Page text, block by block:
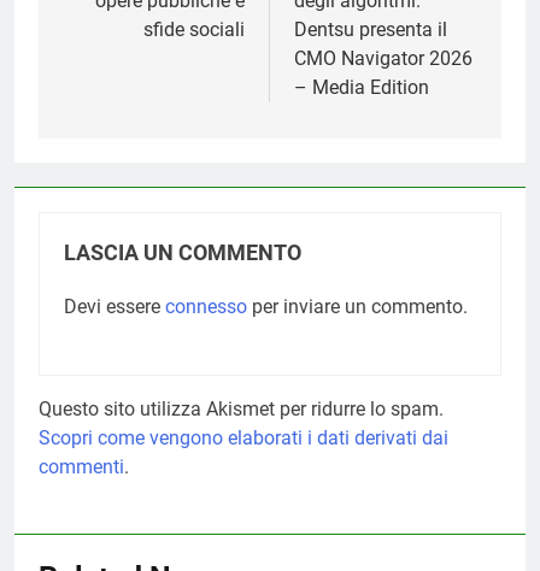
sfide sociali
Dentsu presenta il
CMO Navigator 2026
– Media Edition
LASCIA UN COMMENTO
Devi essere connesso per inviare un commento.
Questo sito utilizza Akismet per ridurre lo spam.
Scopri come vengono elaborati i dati derivati dai
commenti.